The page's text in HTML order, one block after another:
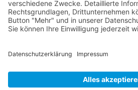
Impressum
Datenschutzerklärung
Cookie-Einstellungen
AGB